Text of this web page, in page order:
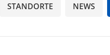
STANDORTE NEWS